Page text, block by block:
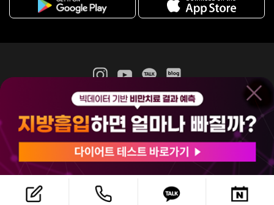
365mc 병·의원 이용약관
홈페이지 이용약관
비급여진료수가
(주)365mcㅣ서울특별시 서초구 서초대로52길 7, 3~4층(서초동, 제일빌딩)
120-87-04354ㅣ김남철
COPYRIGHT(C) 2025 365mc. ALL RIGHTS RESERVED.